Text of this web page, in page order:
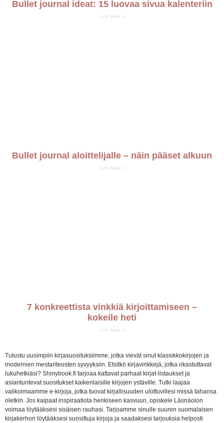
Bullet journal ideat: 15 luovaa sivua kalenteriin
Lue lisää »
Bullet journal aloittelijalle – näin pääset alkuun
Lue lisää »
7 konkreettista vinkkiä kirjoittamiseen –
kokeile heti
Lue lisää »
Tutustu uusimpiin kirjasuosituksiimme, jotka vievät sinut klassikkokirjojen ja
modernien mestariteosten syvyyksiin. Etsitkö kirjavinkkejä, jotka rikastuttavat
lukuhetkiäsi? Shinybook.fi tarjoaa kattavat parhaat kirjat-listaukset ja
asiantuntevat suositukset kaikenlaisille kirjojen ystäville. Tutki laajaa
valikoimaamme e-kirjoja, jotka tuovat kirjallisuuden ulottuvillesi missä tahansa
oletkin. Jos kaipaat inspiraatiota henkiseen kasvuun, opiskele Läsnäolon
voimaa löytääksesi sisäisen rauhasi. Tarjoamme sinulle suuren suomalaisen
kirjakerhon löytääksesi suosittuja kirjoja ja saadaksesi tarjouksia helposti